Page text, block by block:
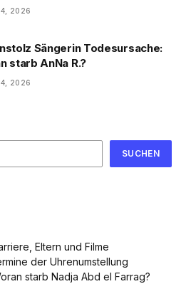
2026
Sängerin Todesursache:
starb AnNa R.?
2026
SUCHEN
Eltern und Filme
der Uhrenumstellung
starb Nadja Abd el Farrag?